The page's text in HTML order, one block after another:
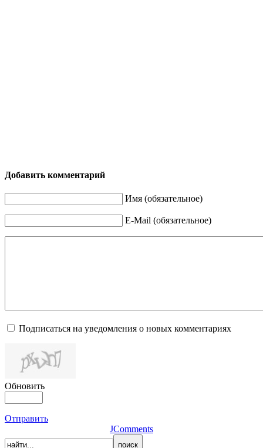
Добавить комментарий
Имя (обязательное)
E-Mail (обязательное)
Подписаться на уведомления о новых комментариях
Обновить
Отправить
JComments